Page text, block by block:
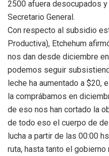
2500 afuera desocupados
Secretario General.
Con respecto al subsidio
Productiva), Etchehum
nos dan desde diciembre
podemos seguir
leche ha aumentado a $20,
la comprábamos en
de eso nos han cortado la
de todo eso el cuerpo de
lucha a partir de las 00:00
ruta, hasta tanto el